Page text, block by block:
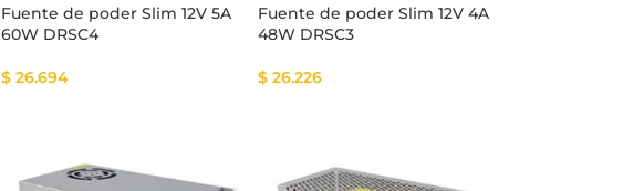
Fuente de poder Slim 12V 5A
60W DRSC4
$26.694
Fuente de poder Slim 12V 4A
48W DRSC3
$26.226